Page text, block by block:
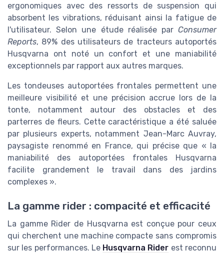
ergonomiques avec des ressorts de suspension qui
absorbent les vibrations, réduisant ainsi la fatigue de
l'utilisateur. Selon une étude réalisée par Consumer
Reports, 89% des utilisateurs de tracteurs autoportés
Husqvarna ont noté un confort et une maniabilité
exceptionnels par rapport aux autres marques.
Les tondeuses autoportées frontales permettent une
meilleure visibilité et une précision accrue lors de la
tonte, notamment autour des obstacles et des
parterres de fleurs. Cette caractéristique a été saluée
par plusieurs experts, notamment Jean-Marc Auvray,
paysagiste renommé en France, qui précise que « la
maniabilité des autoportées frontales Husqvarna
facilite grandement le travail dans des jardins
complexes ».
La gamme rider : compacité et efficacité
La gamme Rider de Husqvarna est conçue pour ceux
qui cherchent une machine compacte sans compromis
sur les performances. Le Husqvarna Rider est reconnu